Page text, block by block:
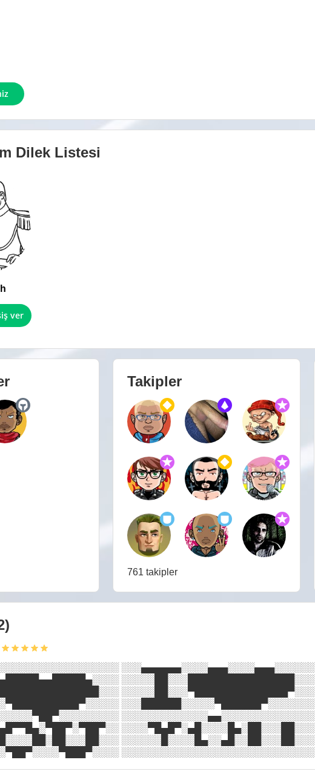
Dilek Listesi
ver
Takipler
761 takipler
░░░▄▄▄▄▄▄░░░░▄▄▄░░░░▄▄▄░░░░░░
░░░░░██░░░████████████████░░░
░░░░░██░░░▀██████████████▀░░░
░░░██████░░░░░▀██████▀░░░░░░░
░░░░░░░░░░░░░▄▄░░░░░░░░░░░░░░
░░░░▀█▄█▀░▄█░░░░█▄░██░░░██░░░
░░░░░░█░░░░█▄░░▄█░░██░░░██░░░
░░░░░░░░░░░░░░░░░░░░░░░░░░░░░